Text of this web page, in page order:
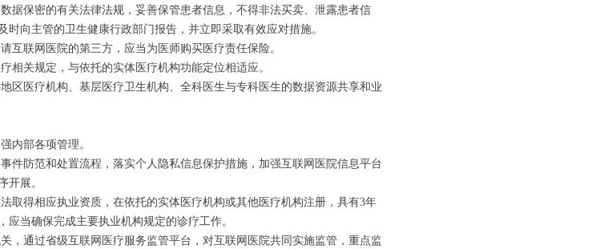
据保密的有关法律法规，妥善保管患者信息，不得非法买卖、泄露患者信
向主管的卫生健康行政部门报告，并立即采取有效应对措施。
互联网医院的第三方，应当为医师购买医疗责任保险。
相关规定，与依托的实体医疗机构功能定位相适应。
区医疗机构、基层医疗卫生机构、全科医生与专科医生的数据资源共享和业
内部各项管理。
件防范和处置流程，落实个人隐私信息保护措施，加强互联网医院信息平台
开展。
取得相应执业资质，在依托的实体医疗机构或其他医疗机构注册，具有3年
当确保完成主要执业机构规定的诊疗工作。
，通过省级互联网医疗服务监管平台，对互联网医院共同实施监管，重点监